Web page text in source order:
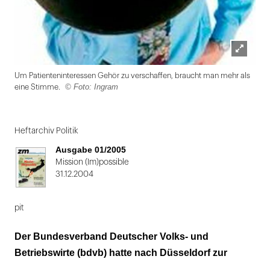
öffnen
Um Patienteninteressen Gehör zu verschaffen, braucht man mehr als
eine Stimme.
© Foto: Ingram
1
von
2
Heftarchiv Politik
Ausgabe 01/2005
Mission (Im)possible
31.12.2004
pit
Der Bundesverband Deutscher Volks- und
Betriebswirte (bdvb) hatte nach Düsseldorf zur